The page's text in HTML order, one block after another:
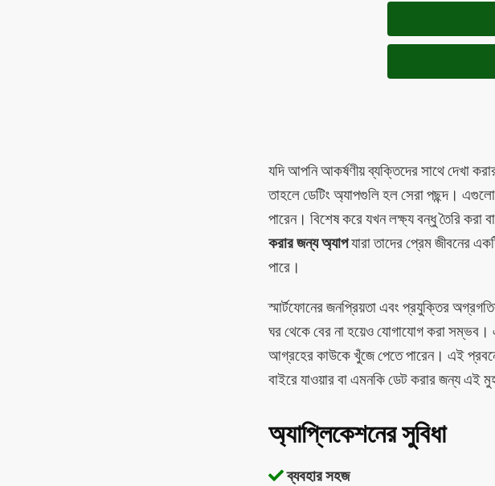
যদি আপনি আকর্ষণীয় ব্যক্তিদের সাথে দেখা
তাহলে ডেটিং অ্যাপগুলি হল সেরা পছন্দ।
পারেন। বিশেষ করে যখন লক্ষ্য বন্ধু তৈরি করা
করার জন্য অ্যাপযারা তাদের প্রেম জীবনের
পারে।
স্মার্টফোনের জনপ্রিয়তা এবং প্রযুক্তির
ঘর থেকে বের না হয়েও যোগাযোগ করা সম্ভব।
আগ্রহের কাউকে খুঁজে পেতে পারেন। এই
বাইরে যাওয়ার বা এমনকি ডেট করার জন্য এই
অ্যাপ্লিকেশনের সুবিধা
ব্যবহার সহজ